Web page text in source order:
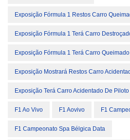
Exposição Fórmula 1 Restos Carro
Exposição Fórmula 1 Terá Carro
Exposição Fórmula 1 Terá Carro Queimado
Exposição Mostrará Restos Carro
Exposição Terá Carro Acidentado De
F1 Ao Vivo F1 Aovivo F1
F1 Campeonato Spa Bélgica Data